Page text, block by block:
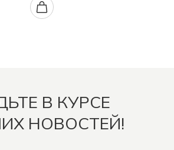
В КУРСЕ
НОВОСТЕЙ!